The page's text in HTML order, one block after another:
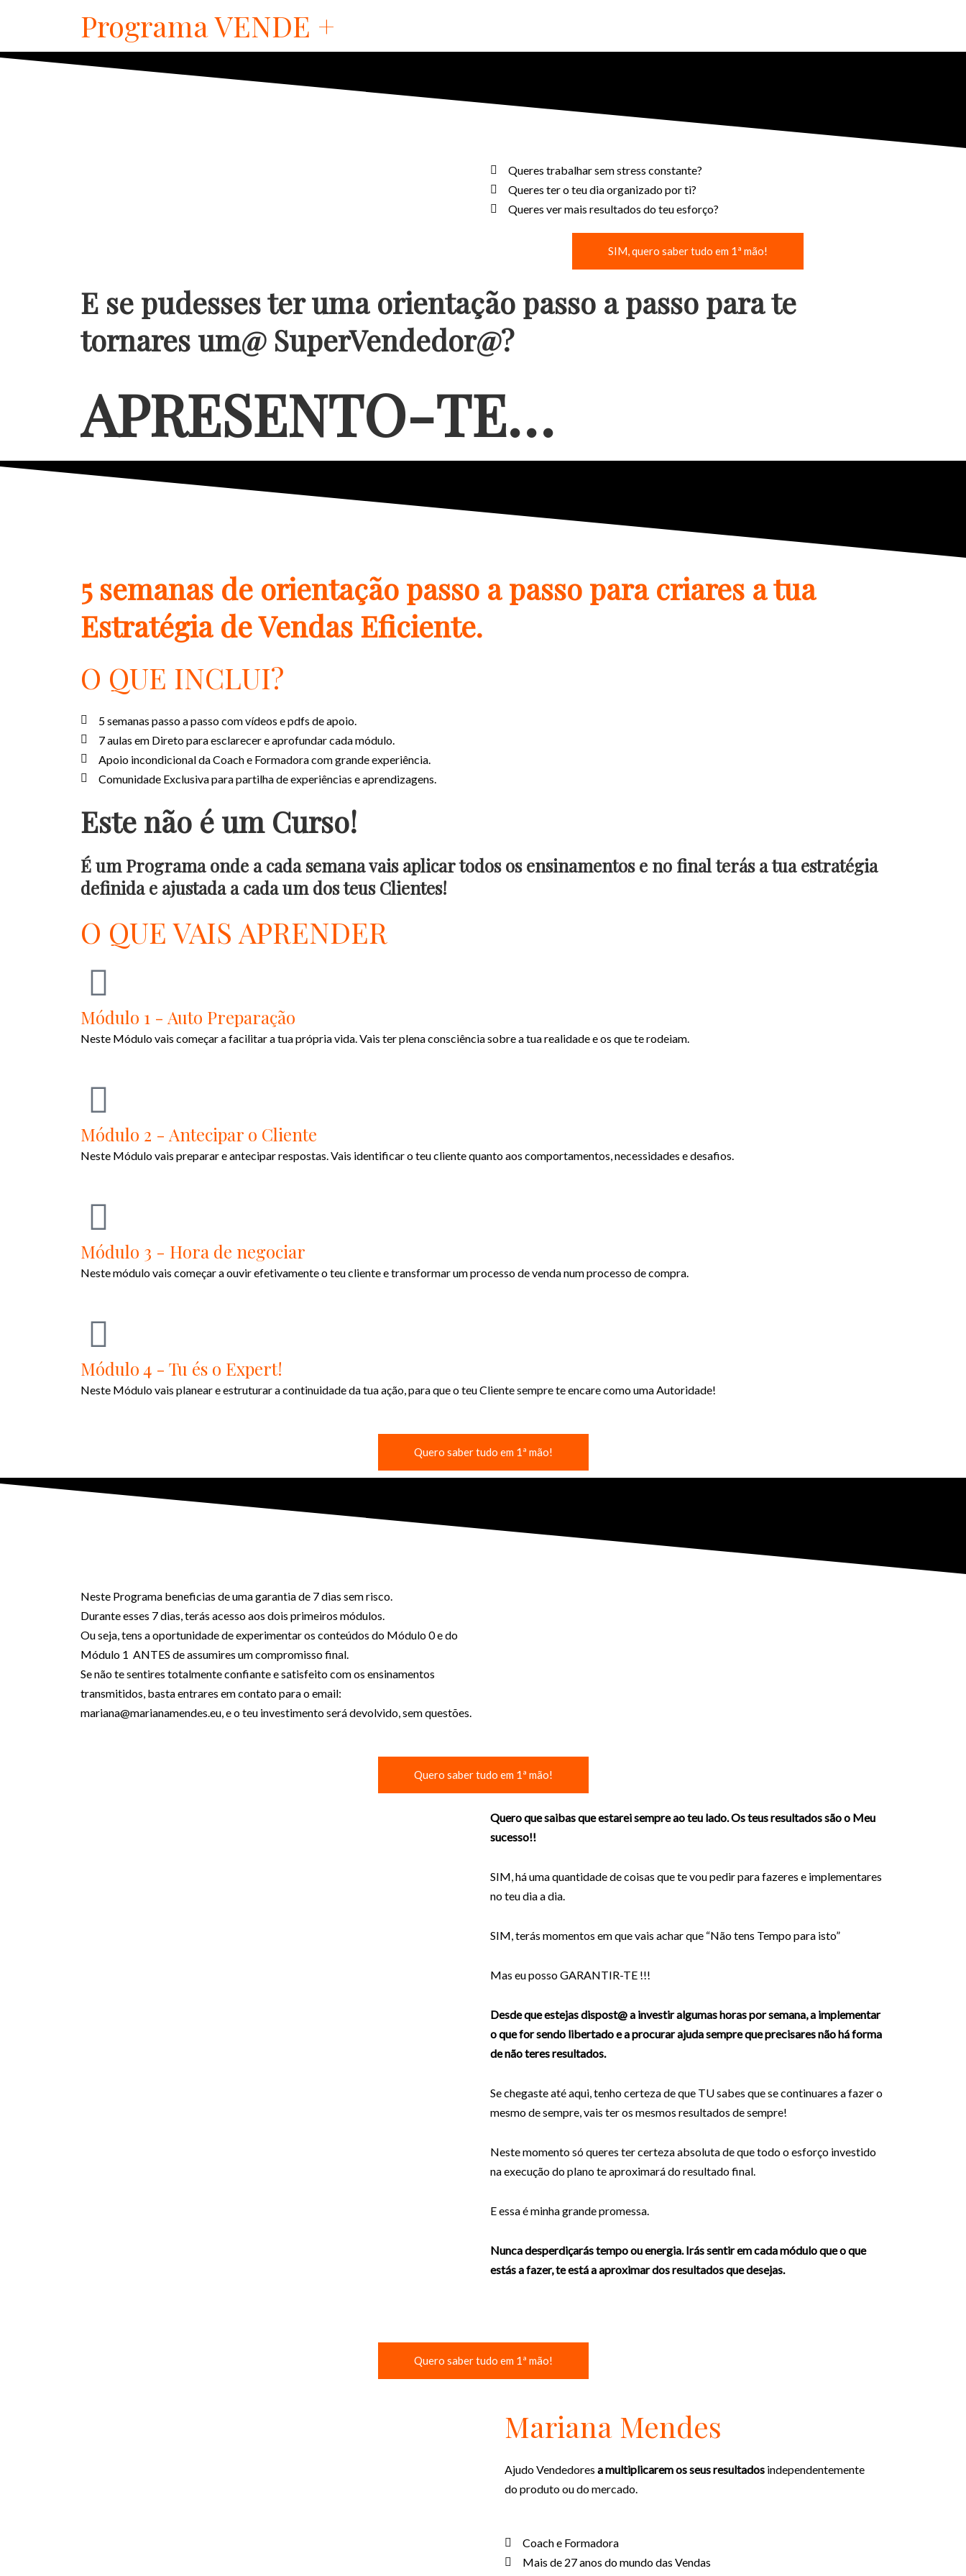
Programa VENDE +
Queres trabalhar sem stress constante?
Queres ter o teu dia organizado por ti?
Queres ver mais resultados do teu esforço?
SIM, quero saber tudo em 1ª mão!
E se pudesses ter uma orientação passo a passo para te
tornares um@ SuperVendedor@?
APRESENTO-TE…
5 semanas de orientação passo a passo para criares a tua
Estratégia de Vendas Eficiente.
O QUE INCLUI?
5 semanas passo a passo com vídeos e pdfs de apoio.
7 aulas em Direto para esclarecer e aprofundar cada módulo.
Apoio incondicional da Coach e Formadora com grande experiência.
Comunidade Exclusiva para partilha de experiências e aprendizagens.
Este não é um Curso!
É um Programa onde a cada semana vais aplicar todos os ensinamentos e no final terás a tua estratégia
definida e ajustada a cada um dos teus Clientes!
O QUE VAIS APRENDER
Módulo 1 - Auto Preparação
Neste Módulo vais começar a facilitar a tua própria vida. Vais ter plena consciência sobre a tua realidade e os que te rodeiam.
Módulo 2 - Antecipar o Cliente
Neste Módulo vais preparar e antecipar respostas. Vais identificar o teu cliente quanto aos comportamentos, necessidades e desafios.
Módulo 3 - Hora de negociar
Neste módulo vais começar a ouvir efetivamente o teu cliente e transformar um processo de venda num processo de compra.
Módulo 4 - Tu és o Expert!
Neste Módulo vais planear e estruturar a continuidade da tua ação, para que o teu Cliente sempre te encare como uma Autoridade!
Quero saber tudo em 1ª mão!
Neste Programa beneficias de uma garantia de 7 dias sem risco.
Durante esses 7 dias, terás acesso aos dois primeiros módulos.
Ou seja, tens a oportunidade de experimentar os conteúdos do Módulo 0 e do
Módulo 1 ANTES de assumires um compromisso final.
Se não te sentires totalmente confiante e satisfeito com os ensinamentos
transmitidos, basta entrares em contato para o email:
mariana@marianamendes.eu, e o teu investimento será devolvido, sem questões.
Quero saber tudo em 1ª mão!
Quero que saibas que estarei sempre ao teu lado. Os teus resultados são o Meu
sucesso!!
SIM, há uma quantidade de coisas que te vou pedir para fazeres e implementares
no teu dia a dia.
SIM, terás momentos em que vais achar que “Não tens Tempo para isto”
Mas eu posso GARANTIR-TE !!!
Desde que estejas dispost@ a investir algumas horas por semana, a implementar
o que for sendo libertado e a procurar ajuda sempre que precisares não há forma
de não teres resultados.
Se chegaste até aqui, tenho certeza de que TU sabes que se continuares a fazer o
mesmo de sempre, vais ter os mesmos resultados de sempre!
Neste momento só queres ter certeza absoluta de que todo o esforço investido
na execução do plano te aproximará do resultado final.
E essa é minha grande promessa.
Nunca desperdiçarás tempo ou energia. Irás sentir em cada módulo que o que
estás a fazer, te está a aproximar dos resultados que desejas.
Quero saber tudo em 1ª mão!
Mariana Mendes
Ajudo Vendedores a multiplicarem os seus resultados independentemente
do produto ou do mercado.
Coach e Formadora
Mais de 27 anos do mundo das Vendas